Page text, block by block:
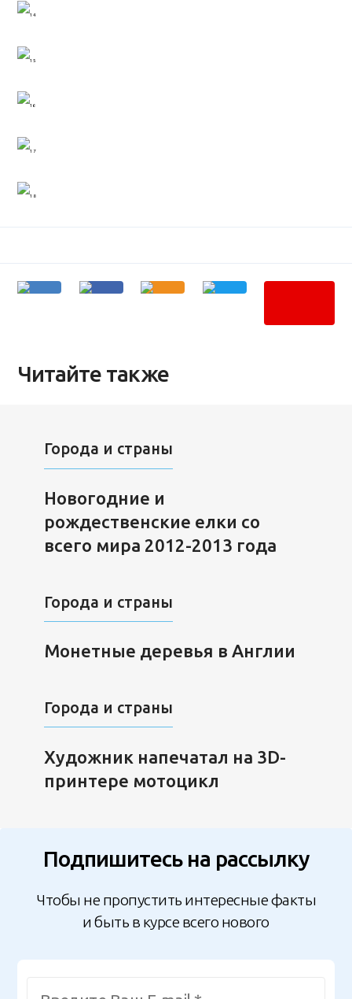
Читайте также
Города и страны
Новогодние и
рождественские елки со
всего мира 2012-2013 года
Города и страны
Монетные деревья в Англии
Города и страны
Художник напечатал на 3D-
принтере мотоцикл
Подпишитесь на рассылку
Чтобы не пропустить интересные факты
и быть в курсе всего нового